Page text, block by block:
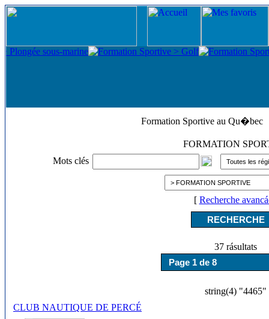
Formation Sportive au Qu�bec
FORMATION
Mots clés
[ Recherche
37 rásultats
string(4) "4465"
CLUB NAUTIQUE DE PERCÉ